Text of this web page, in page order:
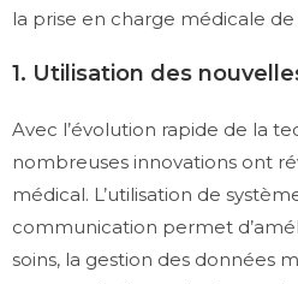
la prise en charge médicale
1. Utilisation des
Avec l’évolution rapide de la
nombreuses innovations ont
médical. L’utilisation de
communication permet
soins, la gestion des données